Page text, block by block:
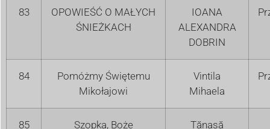
83
OPOWIEŚĆ O MAŁYCH
ŚNIEŻKACH
IOANA
ALEXANDRA
DOBRIN
84
Pomóżmy Świętemu
Mikołajowi
Vintila
Mihaela
85 Szopka, Boże Tănasă